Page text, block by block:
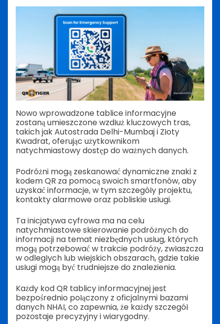
Nowo wprowadzone tablice informacyjne
zostaną umieszczone wzdłuż kluczowych tras,
takich jak Autostrada Delhi-Mumbaj i Złoty
Kwadrat, oferując użytkownikom
natychmiastowy dostęp do ważnych danych.
Podróżni mogą zeskanować dynamiczne znaki z
kodem QR za pomocą swoich smartfonów, aby
uzyskać informacje, w tym szczegóły projektu,
kontakty alarmowe oraz pobliskie usługi.
Ta inicjatywa cyfrowa ma na celu
natychmiastowe skierowanie podróżnych do
informacji na temat niezbędnych usług, których
mogą potrzebować w trakcie podróży, zwłaszcza
w odległych lub wiejskich obszarach, gdzie takie
usługi mogą być trudniejsze do znalezienia.
Każdy kod QR tablicy informacyjnej jest
bezpośrednio połączony z oficjalnymi bazami
danych NHAI, co zapewnia, że każdy szczegół
pozostaje precyzyjny i wiarygodny.